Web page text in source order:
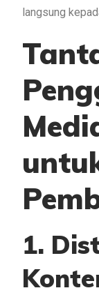
langsung
1.